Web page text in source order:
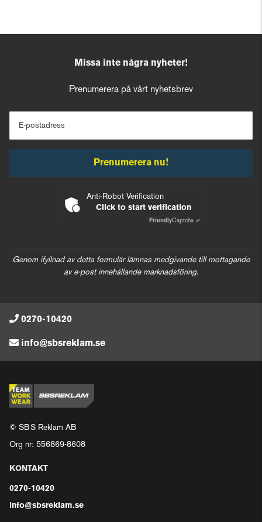
Missa inte några nyheter!
Prenumerera på vårt nyhetsbrev
E-postadress
Prenumerera nu!
Anti-Robot Verification
Click to start verification
FriendlyCaptcha ⇗
Genom ifyllnad av detta formulär lämnas medgivande till mottagande
av e-post innehållande marknadsföring.
0270-10420
info@sbsreklam.se
© SBS Reklam AB
Org nr: 556869-8608
KONTAKT
0270-10420
info@sbsreklam.se